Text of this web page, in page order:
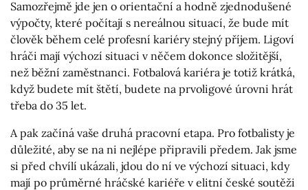
Samozřejmě jde jen o orientační a hodně zjednodušené
výpočty, které počítají s nereálnou situací, že bude mít
člověk během celé profesní kariéry stejný příjem. Ligoví
hráči mají výchozí situaci v něčem dokonce složitější,
než běžní zaměstnanci. Fotbalová kariéra je totiž krátká,
když budete mít štětí, budete na prvoligové úrovni hrát
třeba do 35 let.
A pak začíná vaše druhá pracovní etapa. Pro fotbalisty je
důležité, aby se na ni nejlépe připravili předem. Jak jsme
si před chvílí ukázali, jdou do ní ve výchozí situaci, kdy
mají po průměrné hráčské kariéře v elitní české soutěži